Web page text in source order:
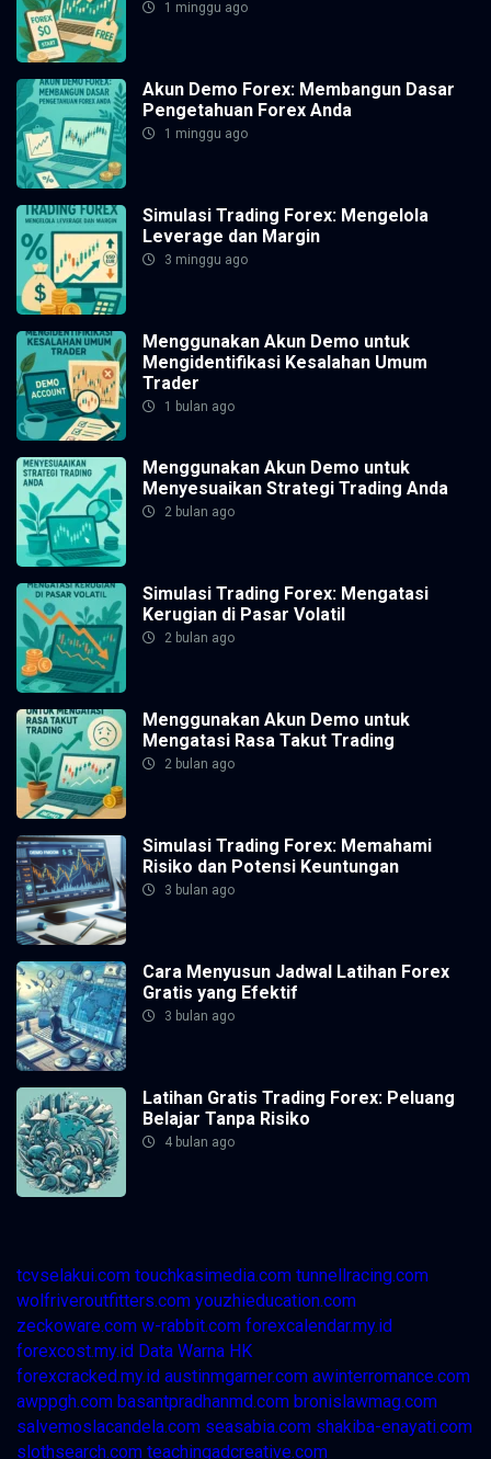
1 minggu ago
Akun Demo Forex: Membangun Dasar
Pengetahuan Forex Anda
1 minggu ago
Simulasi Trading Forex: Mengelola
Leverage dan Margin
3 minggu ago
Menggunakan Akun Demo untuk
Mengidentifikasi Kesalahan Umum
Trader
1 bulan ago
Menggunakan Akun Demo untuk
Menyesuaikan Strategi Trading Anda
2 bulan ago
Simulasi Trading Forex: Mengatasi
Kerugian di Pasar Volatil
2 bulan ago
Menggunakan Akun Demo untuk
Mengatasi Rasa Takut Trading
2 bulan ago
Simulasi Trading Forex: Memahami
Risiko dan Potensi Keuntungan
3 bulan ago
Cara Menyusun Jadwal Latihan Forex
Gratis yang Efektif
3 bulan ago
Latihan Gratis Trading Forex: Peluang
Belajar Tanpa Risiko
4 bulan ago
tcvselakui.com touchkasimedia.com tunnellracing.com
wolfriveroutfitters.com youzhieducation.com
zeckoware.com w-rabbit.com forexcalendar.my.id
forexcost.my.id Data Warna HK
forexcracked.my.id austinmgarner.com awinterromance.com
awppgh.com basantpradhanmd.com bronislawmag.com
salvemoslacandela.com seasabia.com shakiba-enayati.com
slothsearch.com teachingadcreative.com